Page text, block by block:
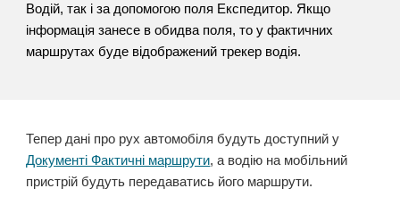
Водій, так і за допомогою поля Експедитор. Якщо
інформація занесе в обидва поля, то у фактичних
маршрутах буде відображений трекер водія.
Тепер дані про рух автомобіля будуть доступний у
Документі Фактичні маршрути, а водію на мобільний
пристрій будуть передаватись його маршрути.